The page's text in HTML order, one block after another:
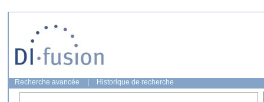
Recherche avancée Historique de recherche